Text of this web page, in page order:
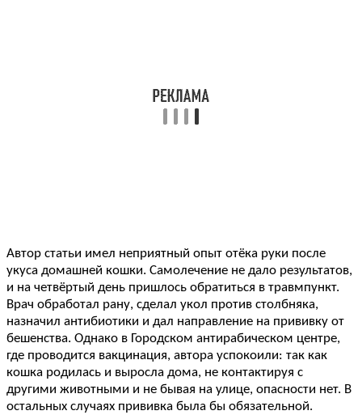
Автор статьи имел неприятный опыт отёка руки после
укуса домашней кошки. Самолечение не дало результатов,
и на четвёртый день пришлось обратиться в травмпункт.
Врач обработал рану, сделал укол против столбняка,
назначил антибиотики и дал направление на прививку от
бешенства. Однако в Городском антирабическом центре,
где проводится вакцинация, автора успокоили: так как
кошка родилась и выросла дома, не контактируя с
другими животными и не бывая на улице, опасности нет. В
остальных случаях прививка была бы обязательной.